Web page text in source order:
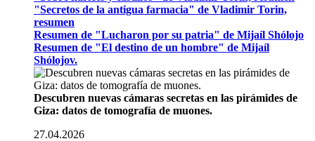
"Secretos de la antigua farmacia" de Vladimir Torin,
resumen
Resumen de "Lucharon por su patria" de Mijaíl Shólojo
Resumen de "El destino de un hombre" de Mijaíl
Shólojov.
Descubren nuevas cámaras secretas en las pirámides de
Giza: datos de tomografía de muones.
27.04.2026